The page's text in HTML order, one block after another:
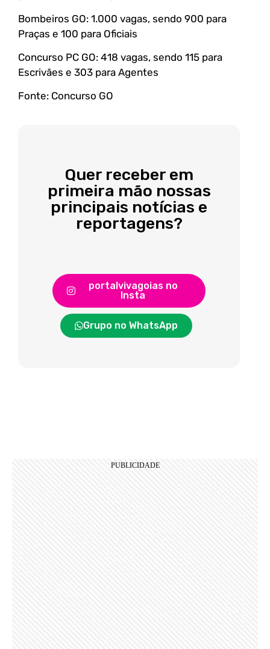
Bombeiros GO: 1.000 vagas, sendo 900 para
Praças e 100 para Oficiais
Concurso PC GO: 418 vagas, sendo 115 para
Escrivães e 303 para Agentes
Fonte: Concurso GO
Quer receber em
primeira mão nossas
principais notícias e
reportagens?
portalvivagoias no
Insta
Grupo no WhatsApp